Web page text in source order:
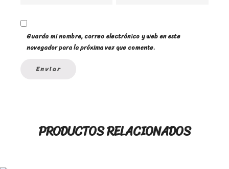
Guarda mi nombre, correo electrónico y web en este
navegador para la próxima vez que comente.
PRODUCTOS RELACIONADOS